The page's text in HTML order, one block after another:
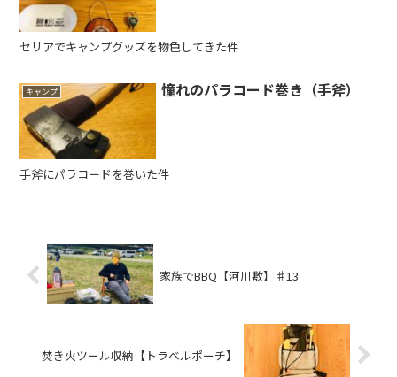
セリアでキャンプグッズを物色してきた件
キャンプ 憧れのパラコード巻き（手斧）
手斧にパラコードを巻いた件
家族でBBQ【河川敷】♯13
焚き火ツール収納【トラベルポーチ】